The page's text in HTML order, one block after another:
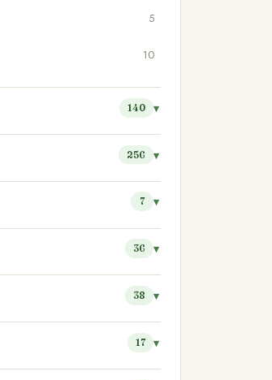
5
10
140
256
7
36
38
17